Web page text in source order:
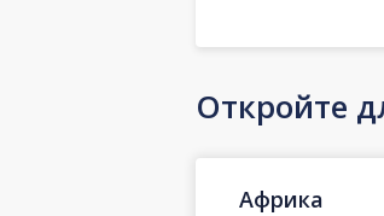
Откройте
Африка